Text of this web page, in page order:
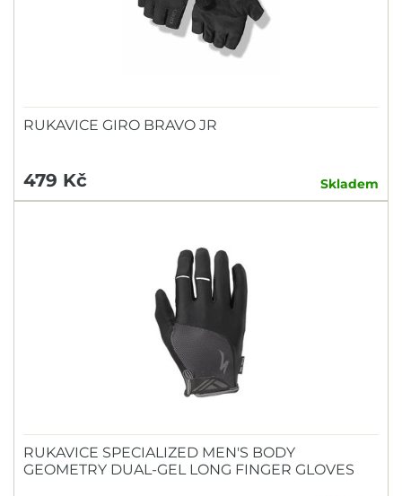
RUKAVICE GIRO BRAVO JR
479 Kč Skladem
RUKAVICE SPECIALIZED MEN'S BODY
GEOMETRY DUAL-GEL LONG FINGER GLOVES